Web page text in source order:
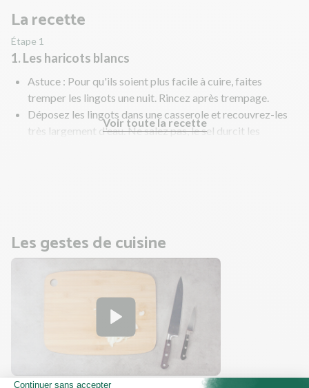
La recette
Étape 1
1. Les haricots blancs
Astuce : Pour qu'ils soient plus facile à cuire, faites
tremper les lingots une nuit. Rincez après trempage.
Déposez les lingots dans une casserole et recouvrez-les
très largement d'eau. Ne salez pas, le sel durcit les
Voir toute la recette
Les gestes de cuisine